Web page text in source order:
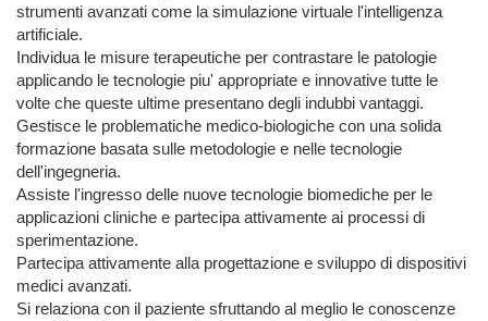
strumenti avanzati come la simulazione virtuale l'intelligenza
artificiale.
Individua le misure terapeutiche per contrastare le patologie
applicando le tecnologie piu' appropriate e innovative tutte le
volte che queste ultime presentano degli indubbi vantaggi.
Gestisce le problematiche medico-biologiche con una solida
formazione basata sulle metodologie e nelle tecnologie
dell'ingegneria.
Assiste l'ingresso delle nuove tecnologie biomediche per le
applicazioni cliniche e partecipa attivamente ai processi di
sperimentazione.
Partecipa attivamente alla progettazione e sviluppo di dispositivi
medici avanzati.
Si relaziona con il paziente sfruttando al meglio le conoscenze